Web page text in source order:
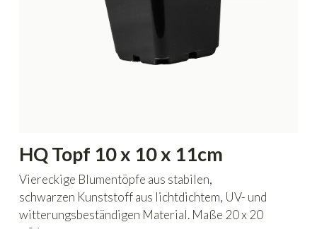
HQ Topf 10 x 10 x 11cm
Viereckige Blumentöpfe aus stabilen,
schwarzen Kunststoff aus lichtdichtem, UV- und
witterungsbeständigen Material. Maße 20 x 20
x 26 cm.